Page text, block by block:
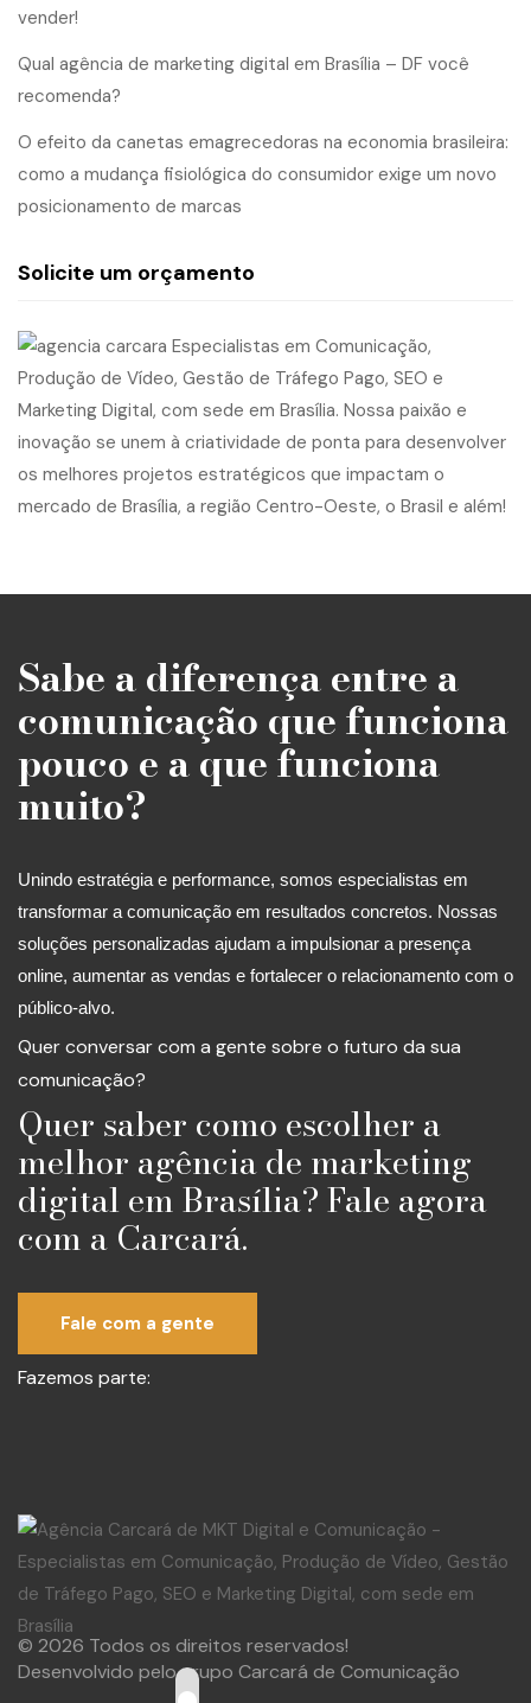
vender!
Qual agência de marketing digital em Brasília – DF você
recomenda?
O efeito da canetas emagrecedoras na economia brasileira:
como a mudança fisiológica do consumidor exige um novo
posicionamento de marcas
Solicite um orçamento
Sabe a diferença entre a
comunicação que funciona
pouco e a que funciona
muito?
Unindo estratégia e performance, somos especialistas em
transformar a comunicação em resultados concretos. Nossas
soluções personalizadas ajudam a impulsionar a presença
online, aumentar as vendas e fortalecer o relacionamento com o
público-alvo.
Quer conversar com a gente sobre o futuro da sua
comunicação?
Quer saber como escolher a
melhor agência de marketing
digital em Brasília? Fale agora
com a Carcará.
Fale com a gente
Fazemos parte:
© 2026 Todos os direitos reservados!
Desenvolvido pelo grupo Carcará de Comunicação